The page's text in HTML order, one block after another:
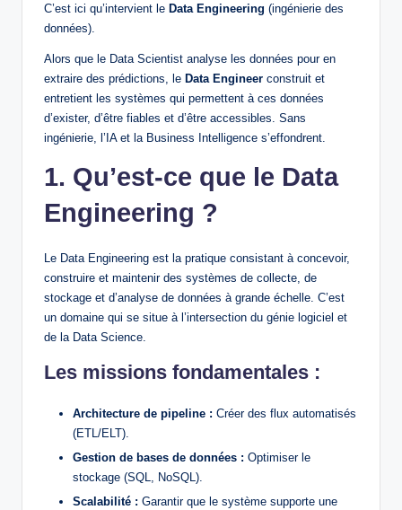
C’est ici qu’intervient le Data Engineering (ingénierie des
données).
Alors que le Data Scientist analyse les données pour en
extraire des prédictions, le Data Engineer construit et
entretient les systèmes qui permettent à ces données
d’exister, d’être fiables et d’être accessibles. Sans
ingénierie, l’IA et la Business Intelligence s’effondrent.
1. Qu’est-ce que le Data
Engineering ?
Le Data Engineering est la pratique consistant à concevoir,
construire et maintenir des systèmes de collecte, de
stockage et d’analyse de données à grande échelle. C’est
un domaine qui se situe à l’intersection du génie logiciel et
de la Data Science.
Les missions fondamentales :
Architecture de pipeline : Créer des flux automatisés
(ETL/ELT).
Gestion de bases de données : Optimiser le
stockage (SQL, NoSQL).
Scalabilité : Garantir que le système supporte une